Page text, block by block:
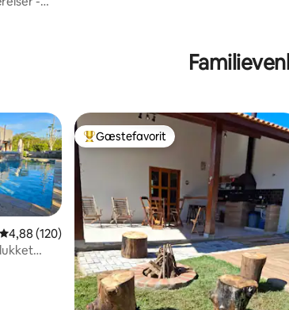
4,88 ud af 5 i gennemsnitlig bedømmelse, 120
4,88 (120)
Bedste gæstefavorit
Gæstefavorit